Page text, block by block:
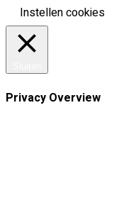
Instellen cookies
Privacy Overview